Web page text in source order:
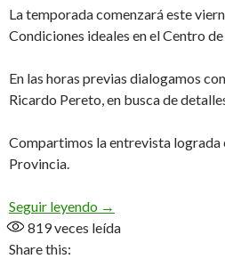
La temporada comenzará este
Condiciones ideales en el Centro
En las horas previas dialogamos
Ricardo Pereto, en busca de
Compartimos la entrevista lograda
Provincia.
Seguir leyendo Abre el Cerro Castor
→
819veces leída
Share this: